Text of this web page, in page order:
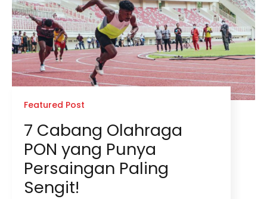
Featured Post
7 Cabang Olahraga
PON yang Punya
Persaingan Paling
Sengit!